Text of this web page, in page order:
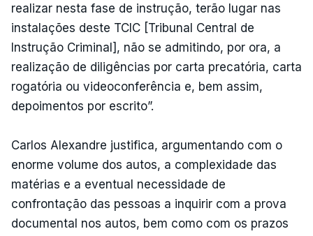
realizar nesta fase de instrução, terão lugar nas
instalações deste TCIC [Tribunal Central de
Instrução Criminal], não se admitindo, por ora, a
realização de diligências por carta precatória, carta
rogatória ou videoconferência e, bem assim,
depoimentos por escrito”.
Carlos Alexandre justifica, argumentando com o
enorme volume dos autos, a complexidade das
matérias e a eventual necessidade de
confrontação das pessoas a inquirir com a prova
documental nos autos, bem como com os prazos